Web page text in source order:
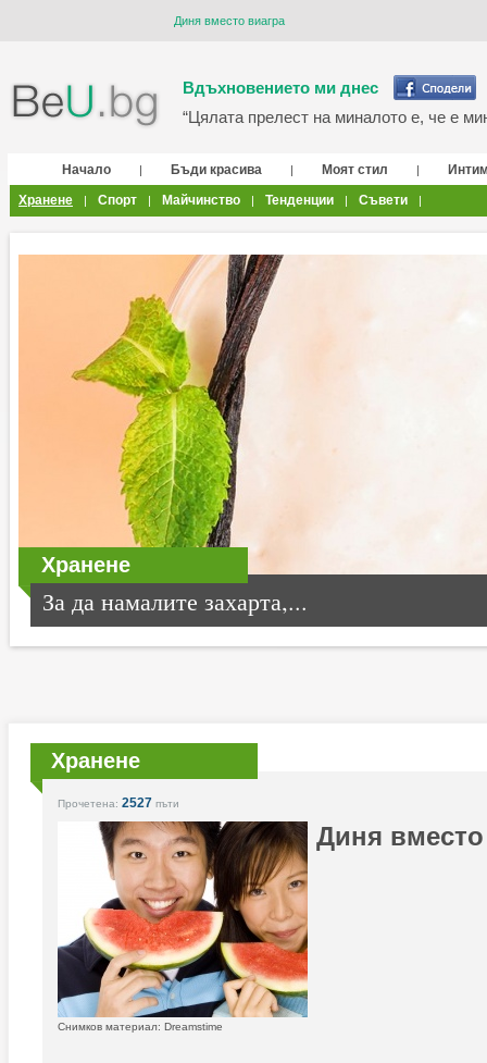
Диня вместо виагра
Вдъхновението ми днес
“Цялата прелест на миналото е, че е
Начало | Бъди красива | Моят стил |
Хранене
| Спорт | Майчинство | Тенденции | Съвети |
Хранене
За да намалите захарта,...
Хранене
Прочетена: 2527 пъти
Диня вместо
Снимков материал: Dreamstime